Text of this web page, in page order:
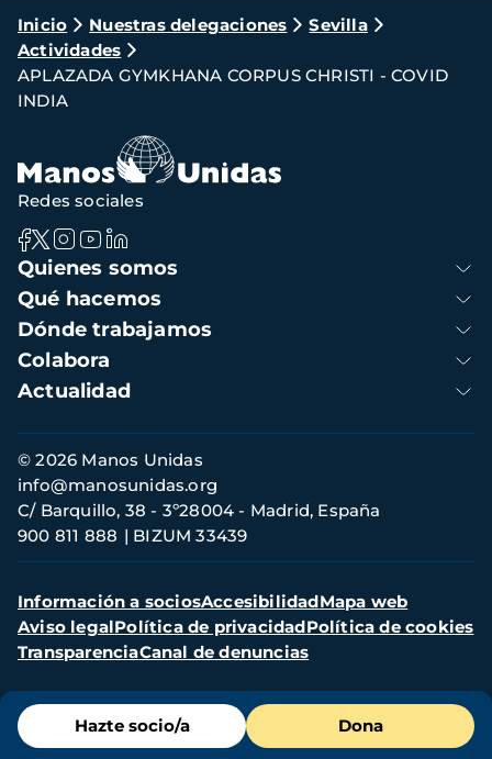
Ruta
de
navegación
Inicio Nuestras delegaciones
Sevilla
Actividades
APLAZADA GYMKHANA CORPUS CHRISTI - COVID
INDIA
Menú
de
Hazte socio/a Dona
Navegación
principal
Quienes somos
Qué hacemos
Dónde trabajamos
Colabora
Actualidad
Redes sociales
Información
de
contacto
© 2026 Manos Unidas
C/ Barquillo, 38 - 3º28004 - Madrid, España
900 811 888
BIZUM 33439
info@manosunidas.org
Menú
secundario
Información a sociosAccesibilidadMapa web
Aviso legalPolítica de privacidadPolítica de cookies
TransparenciaCanal de denuncias